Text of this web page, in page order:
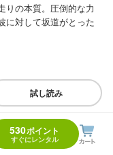
りの本質。圧倒的な力
に対して坂道がとった
試し読み
530ポイント
すぐにレンタル